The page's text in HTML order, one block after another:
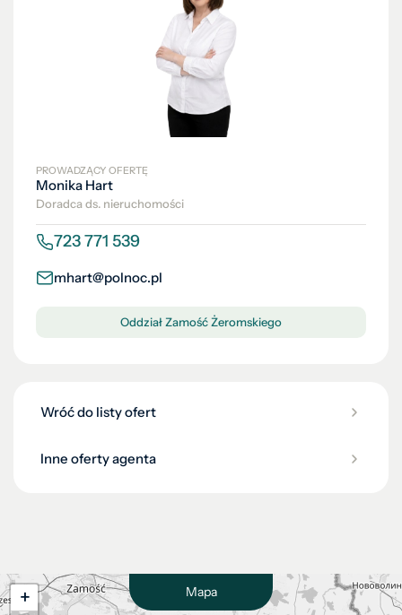
PROWADZĄCY OFERTĘ
Monika Hart
Doradca ds. nieruchomości
723 771 539
mhart@polnoc.pl
Oddział Zamość Żeromskiego
Wróć do listy ofert
Inne oferty agenta
Mapa
+